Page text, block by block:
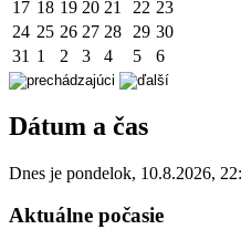
17 18 19 20 21 22 23
24 25 26 27 28 29 30
31 1 2 3 4 5 6
Dátum a čas
Dnes je pondelok, 10.8.2026,
Aktuálne počasie